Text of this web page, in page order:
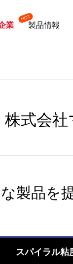
業 製品情報
株式会社
製品を
スパイラル粘